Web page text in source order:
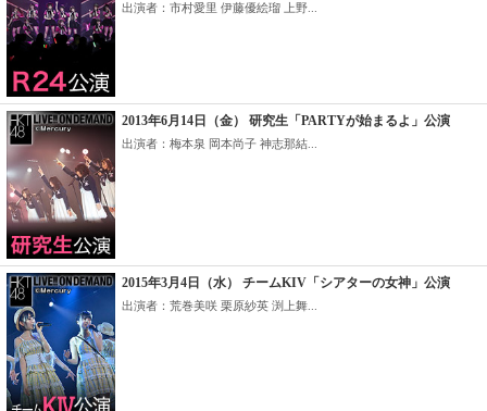
出演者：市村愛里 伊藤優絵瑠 上野...
2013年6月14日（金） 研究生「PARTYが始まるよ」公演
出演者：梅本泉 岡本尚子 神志那結...
2015年3月4日（水） チームKIV「シアターの女神」公演
出演者：荒巻美咲 栗原紗英 渕上舞...